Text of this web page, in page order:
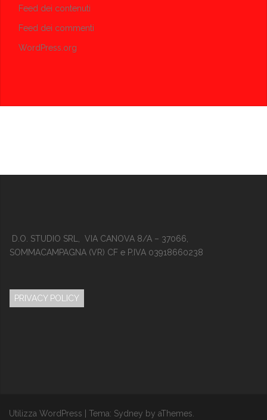
Feed dei contenuti
Feed dei commenti
WordPress.org
D.O. STUDIO SRL, VIA CANOVA 8/A – 37066,
SOMMACAMPAGNA (VR) CF e P.IVA 03918660238
PRIVACY POLICY
Utilizza WordPress Tema: Sydney by aThemes.